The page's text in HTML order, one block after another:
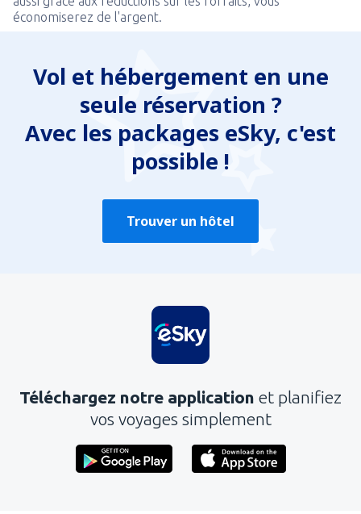
économiserez de l'argent.
Vol et hébergement en une
seule réservation ?
Avec les packages eSky, c'est
possible !
Trouver un hôtel
Téléchargez notre application et planifiez
vos voyages simplement